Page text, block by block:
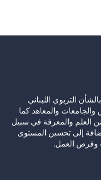
التربوي اللبناني
والجامعات والمعاهد كما
العلم والمعرفة في سبيل
إلى تحسين المستوى
وفرص العمل.